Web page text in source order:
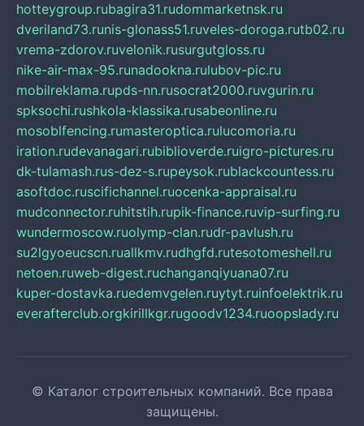
hotteygroup.rubagira31.rudommarketnsk.ru
dveriland73.runis-glonass51.ruveles-doroga.rutb02.ru
vrema-zdorov.ruvelonik.rusurgutgloss.ru
nike-air-max-95.runadookna.rulubov-pic.ru
mobilreklama.rupds-nn.rusocrat2000.ruvgurin.ru
spksochi.rushkola-klassika.rusabeonline.ru
mosoblfencing.rumasteroptica.rulucomoria.ru
iration.rudevanagari.rubiblioverde.ruigro-pictures.ru
dk-tulamash.rus-dez-s.rupeysok.rublackcountess.ru
asoftdoc.ruscifichannel.ruocenka-appraisal.ru
mudconnector.ruhitstih.rupik-finance.ruvip-surfing.ru
wundermoscow.ruolymp-clan.rudr-pavlush.ru
su2lgyoeucscn.ruallkmv.rudhgfd.rutesotomeshell.ru
netoen.ruweb-digest.ruchanganqiyuana07.ru
kuper-dostavka.ruedemvgelen.ruytyt.ruinfoelektrik.ru
everafterclub.orgkirillkgr.rugoodv1234.ruoopslady.ru
© Каталог строительных компаний. Все права
защищены.